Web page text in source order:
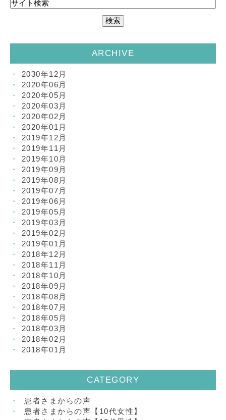
ARCHIVE
2030年12月
2020年06月
2020年05月
2020年03月
2020年02月
2020年01月
2019年12月
2019年11月
2019年10月
2019年09月
2019年08月
2019年07月
2019年06月
2019年05月
2019年03月
2019年02月
2019年01月
2018年12月
2018年11月
2018年10月
2018年09月
2018年08月
2018年07月
2018年05月
2018年03月
2018年02月
2018年01月
CATEGORY
患者さまからの声
患者さまからの声【10代女性】